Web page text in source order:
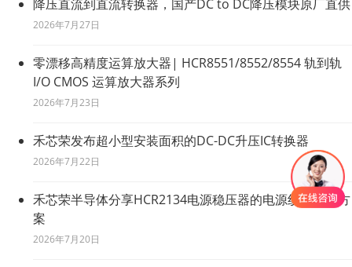
降压直流到直流转换器，国产DC to DC降压模块原厂直供
2026年7月27日
零漂移高精度运算放大器| HCR8551/8552/8554 轨到轨
I/O CMOS 运算放大器系列
2026年7月23日
禾芯荣发布超小型安装面积的DC-DC升压IC转换器
2026年7月22日
禾芯荣半导体分享HCR2134电源稳压器的电源纹波测试方
案
2026年7月20日